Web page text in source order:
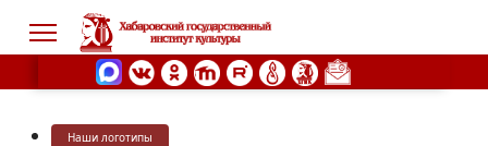
Наши логотипы